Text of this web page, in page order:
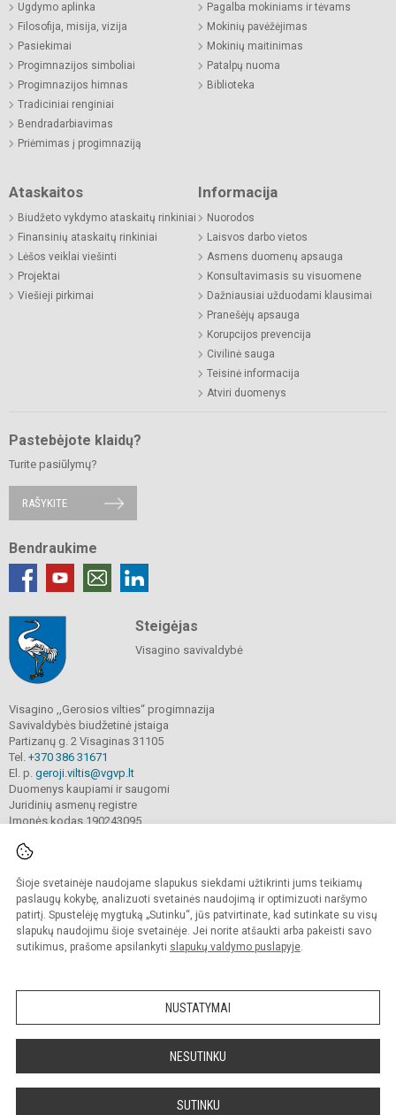
Šioje svetainėje naudojame slapukus siekdami užtikrinti jums teikiamų
paslaugų kokybę, analizuoti svetainės naudojimą ir optimizuoti naršymo
patirtį. Spustelėję mygtuką „Sutinku“, jūs patvirtinate, kad sutinkate su visų
slapukų naudojimu šioje svetainėje. Jei norite atšaukti arba pakeisti savo
sutikimus, prašome apsilankyti slapukų valdymo puslapyje.
NUSTATYMAI
NESUTINKU
SUTINKU
Ugdymo aplinka
Filosofija, misija, vizija
Pasiekimai
Progimnazijos simboliai
Progimnazijos himnas
Tradiciniai renginiai
Bendradarbiavimas
Priėmimas į progimnaziją
Pagalba mokiniams ir tėvams
Mokinių pavėžėjimas
Mokinių maitinimas
Patalpų nuoma
Biblioteka
Ataskaitos
Biudžeto vykdymo ataskaitų rinkiniai
Finansinių ataskaitų rinkiniai
Lėšos veiklai viešinti
Projektai
Viešieji pirkimai
Informacija
Nuorodos
Laisvos darbo vietos
Asmens duomenų apsauga
Konsultavimasis su visuomene
Dažniausiai užduodami klausimai
Pranešėjų apsauga
Korupcijos prevencija
Civilinė sauga
Teisinė informacija
Atviri duomenys
Pastebėjote klaidų?
Turite pasiūlymų?
RAŠYKITE
Bendraukime
Steigėjas
Visagino savivaldybė
Visagino ,,Gerosios vilties“ progimnazija
Savivaldybės biudžetinė įstaiga
Partizanų g. 2 Visaginas 31105
Tel. +370 386 31671
El. p. geroji.viltis@vgvp.lt
Duomenys kaupiami ir saugomi
Juridinių asmenų registre
Įmonės kodas 190243095
© 2025. Visagino ,,Gerosios vilties“ progimnazija. Visos teisės saugomos.
Kopijuoti turinį be raštiško įstaigos administracijos sutikimo griežtai draudžiama.
Prieinamumo paraiška Slapukų valdymas
Sumanus būdas atnaujinti